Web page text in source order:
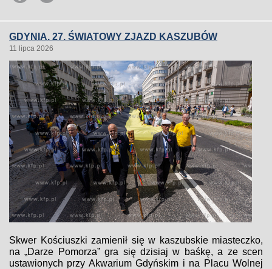
GDYNIA. 27. ŚWIATOWY ZJAZD KASZUBÓW
11 lipca 2026
Skwer Kościuszki zamienił się w kaszubskie miasteczko,
na „Darze Pomorza” gra się dzisiaj w baśkę, a ze scen
ustawionych przy Akwarium Gdyńskim i na Placu Wolnej